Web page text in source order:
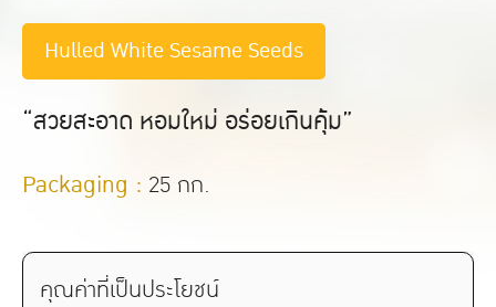
Hulled White Sesame Seeds
“สวยสะอาด หอมใหม่ อร่อยเกินคุ้ม”
Packaging : 25 กก.
คุณค่าที่เป็นประโยชน์